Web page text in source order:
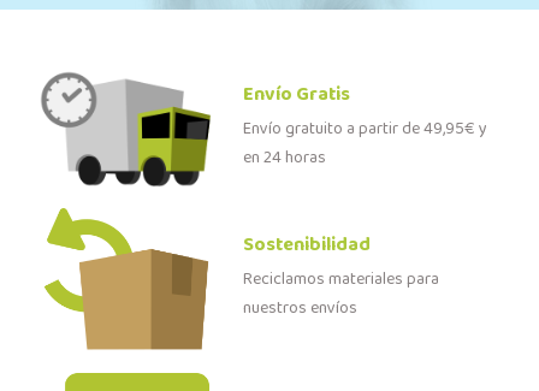
Envío Gratis
Envío gratuito a partir de 49,95€ y
en 24 horas
Sostenibilidad
Reciclamos materiales para
nuestros envíos